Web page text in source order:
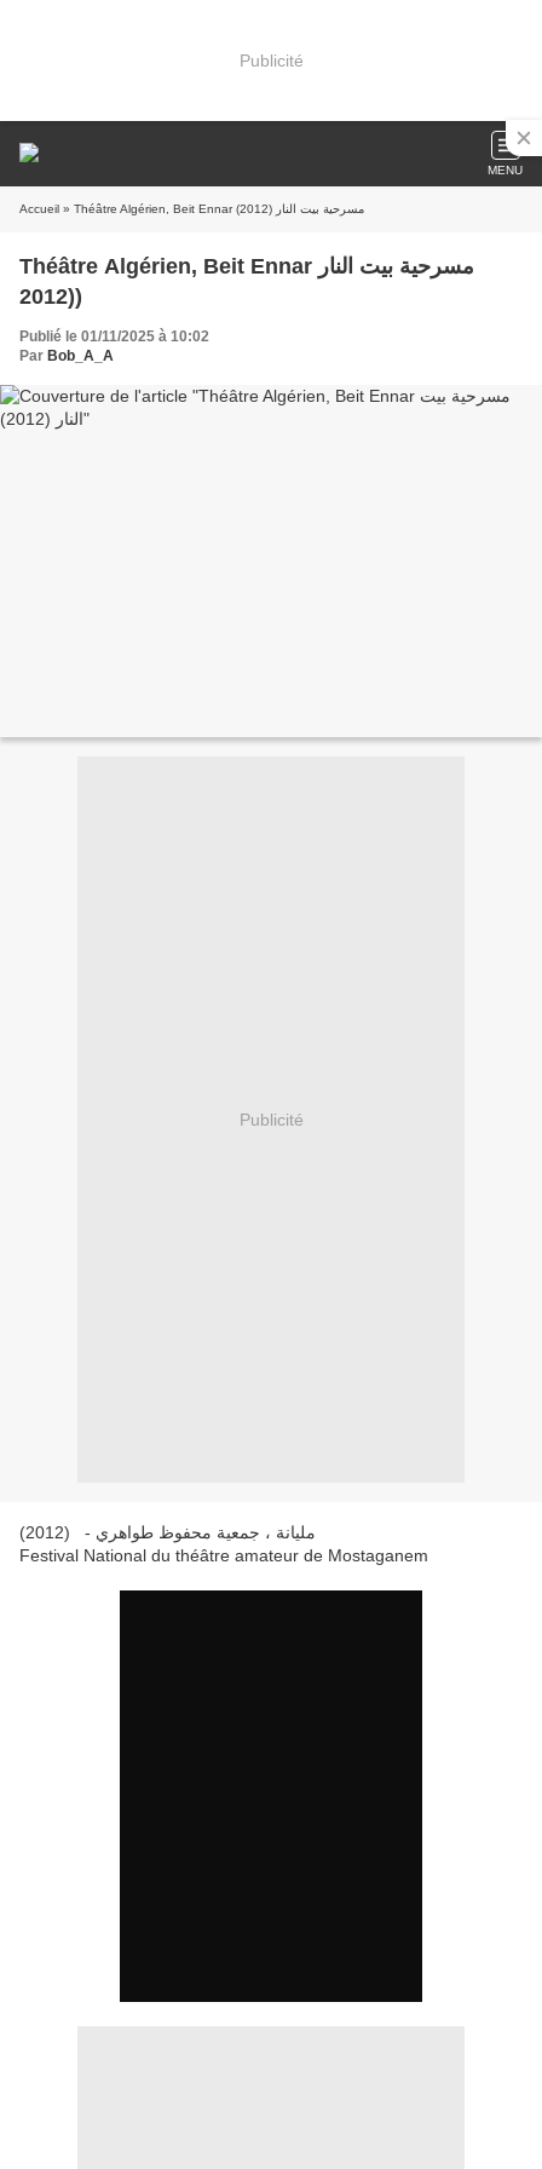
Publicité
MENU
Accueil » Théâtre Algérien, Beit Ennar مسرحية بيت النار (2012)
Théâtre Algérien, Beit Ennar مسرحية بيت النار
(2012)
Publié le 01/11/2025 à 10:02
Par Bob_A_A
Publicité
(2012) - مليانة ، جمعية محفوظ طواهري
Festival National du théâtre amateur de Mostaganem